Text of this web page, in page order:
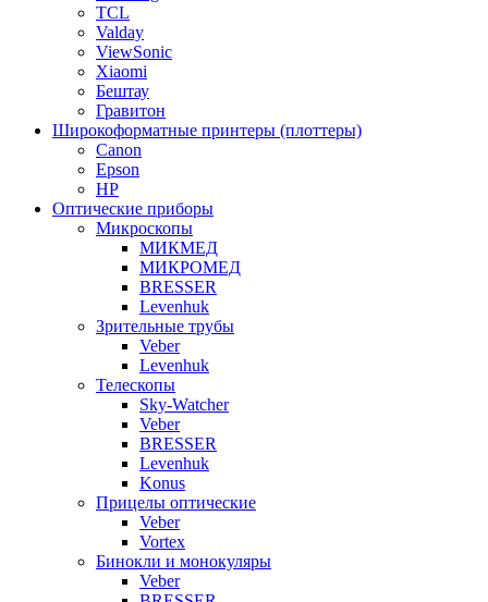
TCL
Valday
ViewSonic
Xiaomi
Бештау
Гравитон
Широкоформатные принтеры (плоттеры)
Canon
Epson
HP
Оптические приборы
Микроскопы
МИКМЕД
МИКРОМЕД
BRESSER
Levenhuk
Зрительные трубы
Veber
Levenhuk
Телескопы
Sky-Watcher
Veber
BRESSER
Levenhuk
Konus
Прицелы оптические
Veber
Vortex
Бинокли и монокуляры
Veber